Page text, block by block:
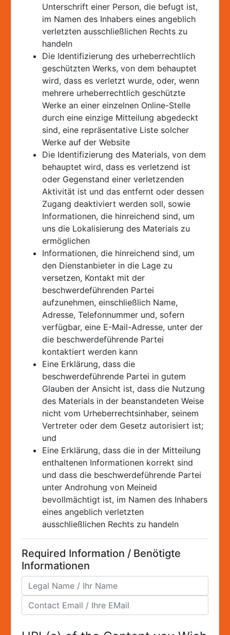
Unterschrift einer Person, die befugt ist,
im Namen des Inhabers eines angeblich
verletzten ausschließlichen Rechts zu
handeln
Die Identifizierung des urheberrechtlich
geschützten Werks, von dem behauptet
wird, dass es verletzt wurde, oder, wenn
mehrere urheberrechtlich geschützte
Werke an einer einzelnen Online-Stelle
durch eine einzige Mitteilung abgedeckt
sind, eine repräsentative Liste solcher
Werke auf der Website
Die Identifizierung des Materials, von dem
behauptet wird, dass es verletzend ist
oder Gegenstand einer verletzenden
Aktivität ist und das entfernt oder dessen
Zugang deaktiviert werden soll, sowie
Informationen, die hinreichend sind, um
uns die Lokalisierung des Materials zu
ermöglichen
Informationen, die hinreichend sind, um
den Dienstanbieter in die Lage zu
versetzen, Kontakt mit der
beschwerdeführenden Partei
aufzunehmen, einschließlich Name,
Adresse, Telefonnummer und, sofern
verfügbar, eine E-Mail-Adresse, unter der
die beschwerdeführende Partei
kontaktiert werden kann
Eine Erklärung, dass die
beschwerdeführende Partei in gutem
Glauben der Ansicht ist, dass die Nutzung
des Materials in der beanstandeten Weise
nicht vom Urheberrechtsinhaber, seinem
Vertreter oder dem Gesetz autorisiert ist;
und
Eine Erklärung, dass die in der Mitteilung
enthaltenen Informationen korrekt sind
und dass die beschwerdeführende Partei
unter Androhung von Meineid
bevollmächtigt ist, im Namen des Inhabers
eines angeblich verletzten
ausschließlichen Rechts zu handeln
Required Information / Benötigte
Informationen